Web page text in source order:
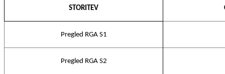
STORITEV
Pregled RGA S1
Pregled RGA S2